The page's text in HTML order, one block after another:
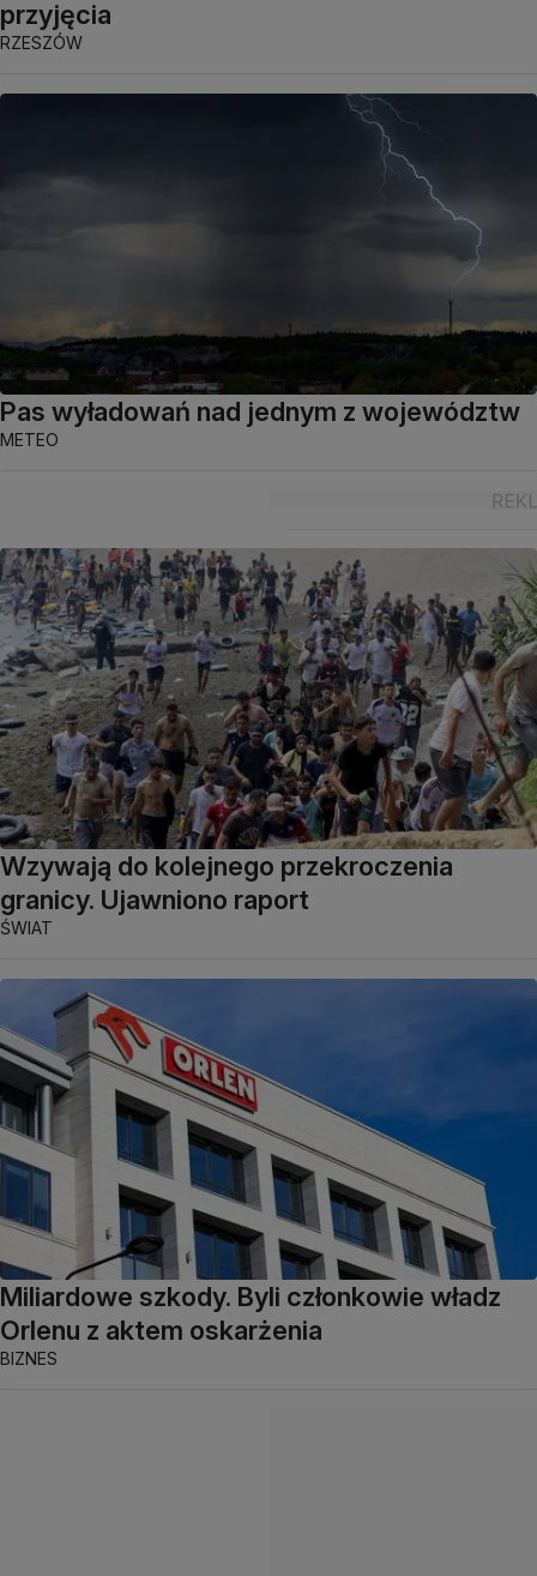
przyjęcia
RZESZÓW
Pas wyładowań nad jednym z województw
METEO
Wzywają do kolejnego przekroczenia
granicy. Ujawniono raport
ŚWIAT
Miliardowe szkody. Byli członkowie władz
Orlenu z aktem oskarżenia
BIZNES